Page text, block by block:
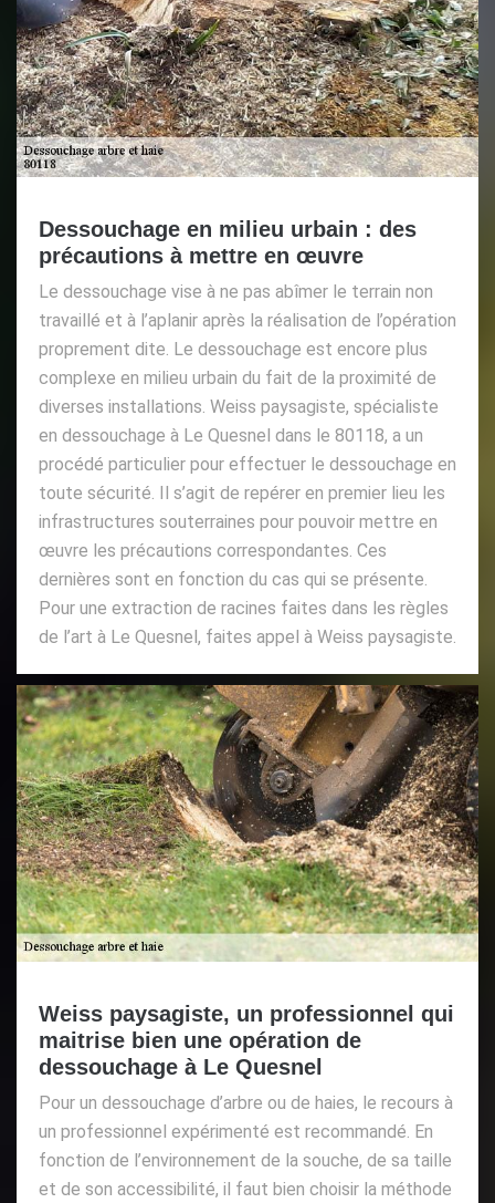
Dessouchage en milieu urbain : des
précautions à mettre en œuvre
Le dessouchage vise à ne pas abîmer le terrain non
travaillé et à l’aplanir après la réalisation de l’opération
proprement dite. Le dessouchage est encore plus
complexe en milieu urbain du fait de la proximité de
diverses installations. Weiss paysagiste, spécialiste
en dessouchage à Le Quesnel dans le 80118, a un
procédé particulier pour effectuer le dessouchage en
toute sécurité. Il s’agit de repérer en premier lieu les
infrastructures souterraines pour pouvoir mettre en
œuvre les précautions correspondantes. Ces
dernières sont en fonction du cas qui se présente.
Pour une extraction de racines faites dans les règles
de l’art à Le Quesnel, faites appel à Weiss paysagiste.
Weiss paysagiste, un professionnel qui
maitrise bien une opération de
dessouchage à Le Quesnel
Pour un dessouchage d’arbre ou de haies, le recours à
un professionnel expérimenté est recommandé. En
fonction de l’environnement de la souche, de sa taille
et de son accessibilité, il faut bien choisir la méthode